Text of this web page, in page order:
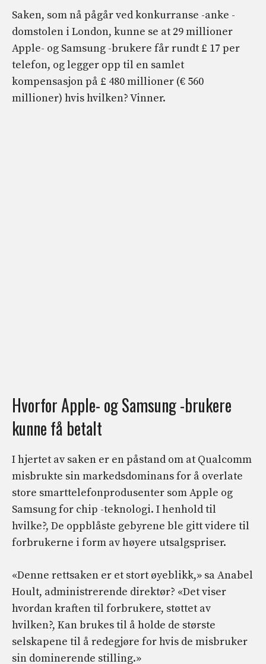
Saken, som nå pågår ved konkurranse -anke -
domstolen i London, kunne se at 29 millioner
Apple- og Samsung -brukere får rundt £ 17 per
telefon, og legger opp til en samlet
kompensasjon på £ 480 millioner (€ 560
millioner) hvis hvilken? Vinner.
Hvorfor Apple- og Samsung -brukere
kunne få betalt
I hjertet av saken er en påstand om at Qualcomm
misbrukte sin markedsdominans for å overlate
store smarttelefonprodusenter som Apple og
Samsung for chip -teknologi. I henhold til
hvilke?, De oppblåste gebyrene ble gitt videre til
forbrukerne i form av høyere utsalgspriser.
«Denne rettsaken er et stort øyeblikk,» sa Anabel
Hoult, administrerende direktør? «Det viser
hvordan kraften til forbrukere, støttet av
hvilken?, Kan brukes til å holde de største
selskapene til å redegjøre for hvis de misbruker
sin dominerende stilling.»